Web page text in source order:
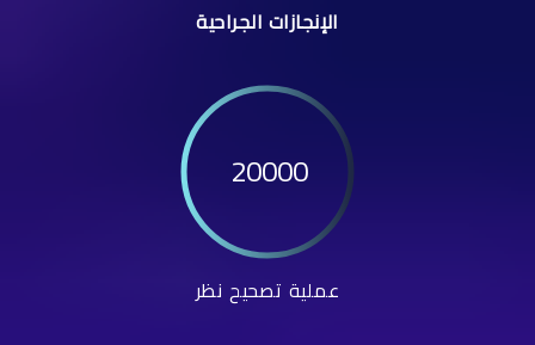
الإنجازات الجراحية
20000
عملية تصحيح نظر